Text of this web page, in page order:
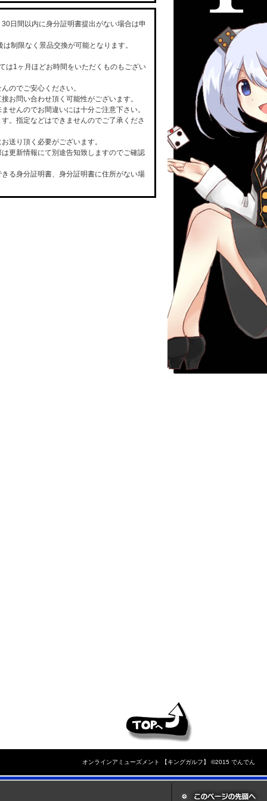
日間以内に身分証明書提出がない場合は申
制限なく景品交換が可能となります。
は1ヶ月ほどお時間をいただくものもござい
のでご安心ください。
お問い合わせ頂く可能性がございます。
せんのでお間違いには十分ご注意下さい。
。指定などはできませんのでご了承くださ
送り頂く必要がございます。
更新情報にて別途告知致しますのでご確認
る身分証明書、身分証明書に住所がない場
オンラインアミューズメント 【キングガルフ】 ©2015 でんでん